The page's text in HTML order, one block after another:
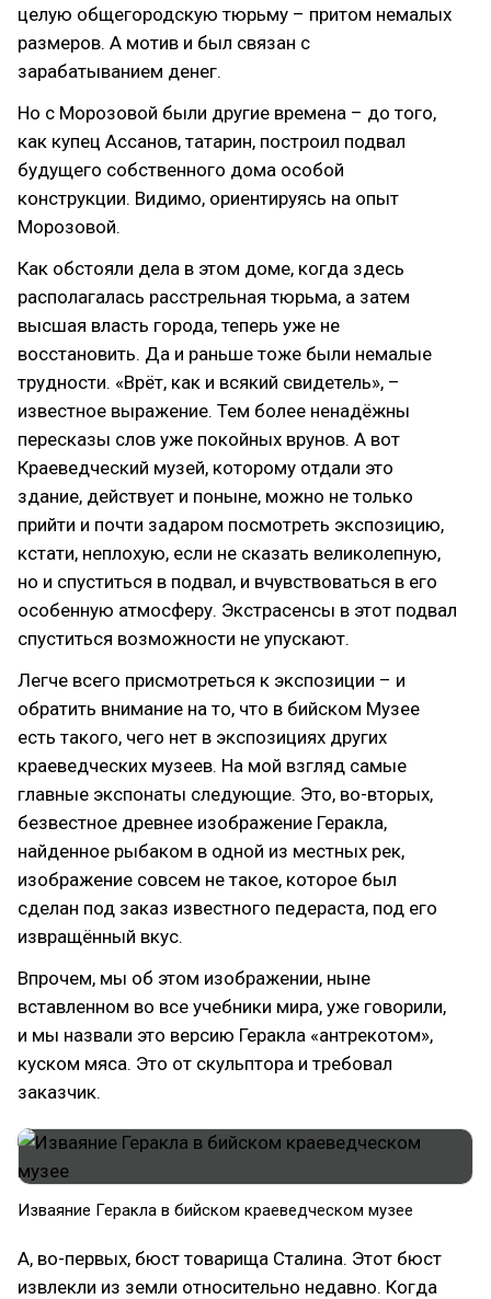
целую общегородскую тюрьму – притом немалых
размеров. А мотив и был связан с
зарабатыванием денег.
Но с Морозовой были другие времена – до того,
как купец Ассанов, татарин, построил подвал
будущего собственного дома особой
конструкции. Видимо, ориентируясь на опыт
Морозовой.
Как обстояли дела в этом доме, когда здесь
располагалась расстрельная тюрьма, а затем
высшая власть города, теперь уже не
восстановить. Да и раньше тоже были немалые
трудности. «Врёт, как и всякий свидетель», –
известное выражение. Тем более ненадёжны
пересказы слов уже покойных врунов. А вот
Краеведческий музей, которому отдали это
здание, действует и поныне, можно не только
прийти и почти задаром посмотреть экспозицию,
кстати, неплохую, если не сказать великолепную,
но и спуститься в подвал, и вчувствоваться в его
особенную атмосферу. Экстрасенсы в этот подвал
спуститься возможности не упускают.
Легче всего присмотреться к экспозиции – и
обратить внимание на то, что в бийском Музее
есть такого, чего нет в экспозициях других
краеведческих музеев. На мой взгляд самые
главные экспонаты следующие. Это, во-вторых,
безвестное древнее изображение Геракла,
найденное рыбаком в одной из местных рек,
изображение совсем не такое, которое был
сделан под заказ известного педераста, под его
извращённый вкус.
Впрочем, мы об этом изображении, ныне
вставленном во все учебники мира, уже говорили,
и мы назвали это версию Геракла «антрекотом»,
куском мяса. Это от скульптора и требовал
заказчик.
Изваяние Геракла в бийском краеведческом музее
А, во-первых, бюст товарища Сталина. Этот бюст
извлекли из земли относительно недавно. Когда